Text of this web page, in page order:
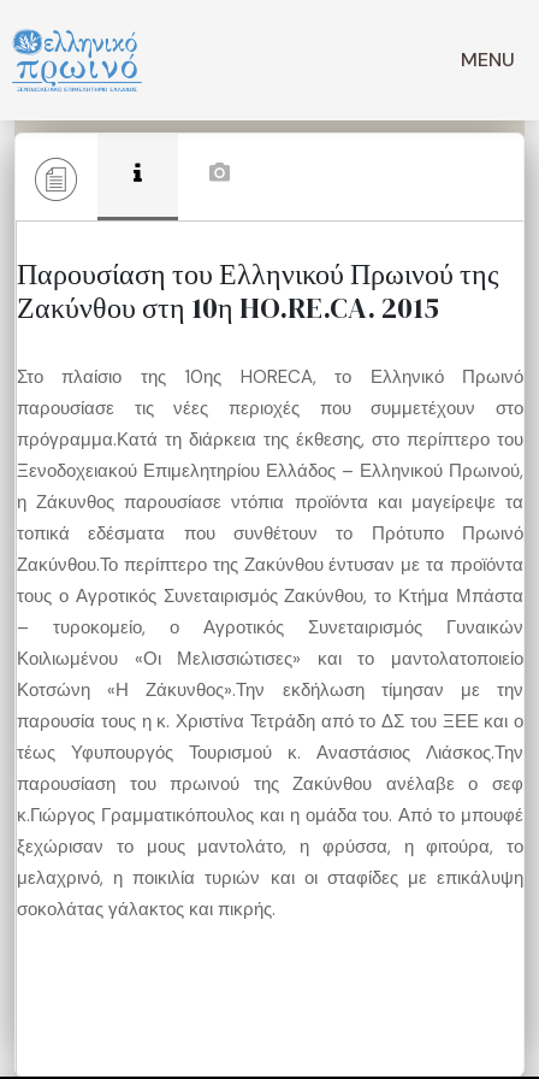
σε
περιεχόμενο
MENU
Παρουσίαση του Ελληνικού Πρωινού της
Ζακύνθου στη 10η HO.RE.CA. 2015
Στο πλαίσιο της 10ης HORECA, το Ελληνικό Πρωινό
παρουσίασε τις νέες περιοχές που συμμετέχουν στο
πρόγραμμα.Κατά τη διάρκεια της έκθεσης, στο περίπτερο του
Ξενοδοχειακού Επιμελητηρίου Ελλάδος – Ελληνικού Πρωινού,
η Ζάκυνθος παρουσίασε ντόπια προϊόντα και μαγείρεψε τα
τοπικά εδέσματα που συνθέτουν το Πρότυπο Πρωινό
Ζακύνθου.Το περίπτερο της Ζακύνθου έντυσαν με τα προϊόντα
τους ο Αγροτικός Συνεταιρισμός Ζακύνθου, το Κτήμα Μπάστα
– τυροκομείο, ο Αγροτικός Συνεταιρισμός Γυναικών
Κοιλιωμένου «Οι Μελισσιώτισες» και το μαντολατοποιείο
Κοτσώνη «Η Ζάκυνθος».Την εκδήλωση τίμησαν με την
παρουσία τους η κ. Χριστίνα Τετράδη από το ΔΣ του ΞΕΕ και ο
τέως Υφυπουργός Τουρισμού κ. Αναστάσιος Λιάσκος.Την
παρουσίαση του πρωινού της Ζακύνθου ανέλαβε ο σεφ
κ.Γιώργος Γραμματικόπουλος και η ομάδα του. Από το μπουφέ
ξεχώρισαν το μους μαντολάτο, η φρύσσα, η φιτούρα, το
μελαχρινό, η ποικιλία τυριών και οι σταφίδες με επικάλυψη
σοκολάτας γάλακτος και πικρής.